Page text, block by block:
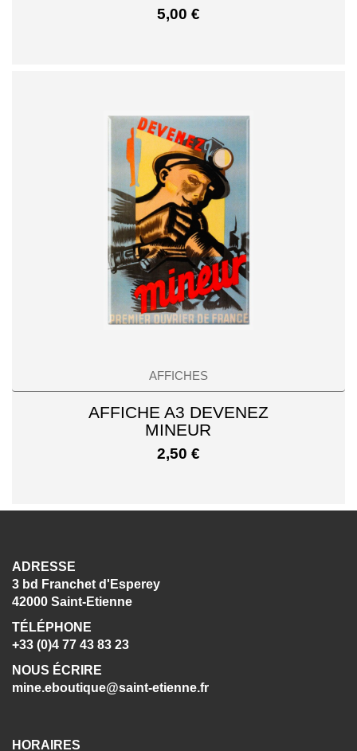
5,00 €
AFFICHES
AFFICHE A3 DEVENEZ
MINEUR
2,50 €
ADRESSE
3 bd Franchet d'Esperey
42000 Saint-Etienne
TÉLÉPHONE
+33 (0)4 77 43 83 23
NOUS ÉCRIRE
mine.eboutique@saint-etienne.fr
HORAIRES